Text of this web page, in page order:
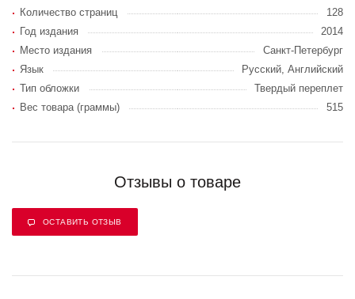
Количество страниц
128
Год издания
2014
Место издания
Санкт-Петербург
Язык
Русский, Английский
Тип обложки
Твердый переплет
Вес товара (граммы)
515
Отзывы о товаре
ОСТАВИТЬ ОТЗЫВ